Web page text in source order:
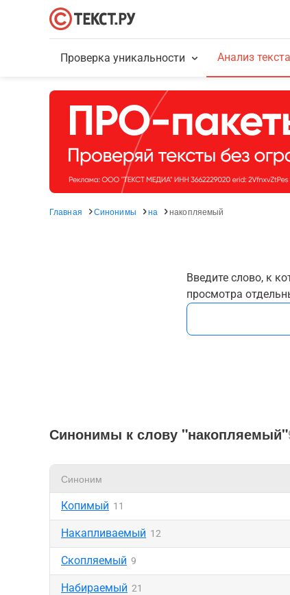
Проверка уникальности Анализ текста
Главная Синонимы на накопляемый
Введите слово, к
просмотра
Синонимы к слову "накопляемый"
Синоним
Копимый 11
Накапливаемый 12
Скопляемый 9
Набираемый 21